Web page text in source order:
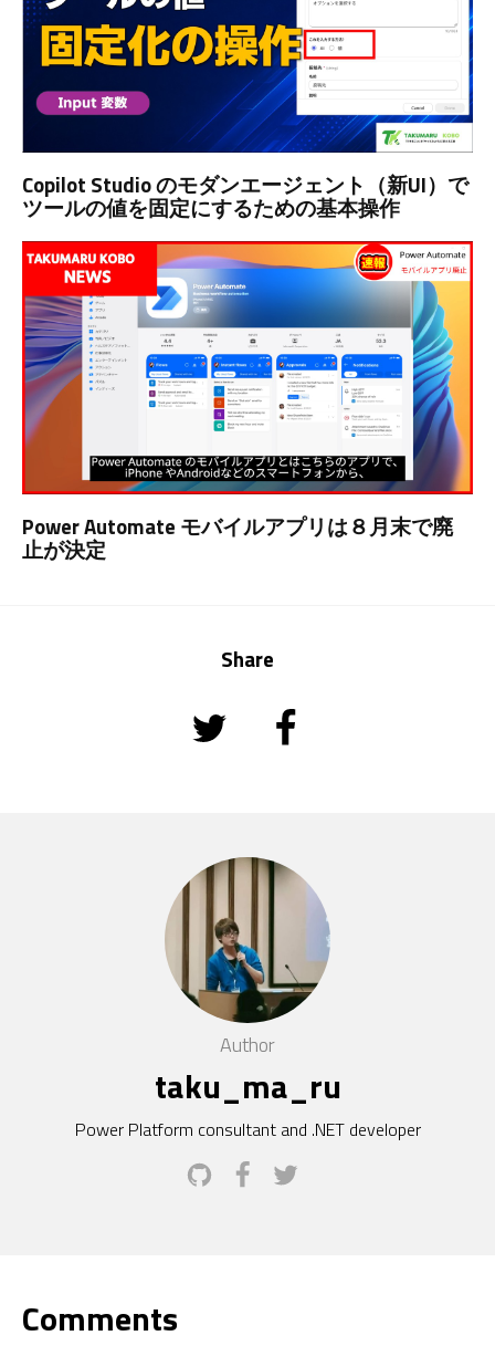
Copilot Studio のモダンエージェント（新UI）で
ツールの値を固定にするための基本操作
Power Automate モバイルアプリは８月末で廃
止が決定
Share
Author
taku_ma_ru
Power Platform consultant and .NET developer
Comments